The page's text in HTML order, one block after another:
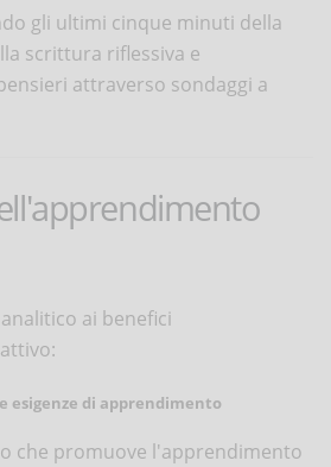
gli ultimi cinque minuti della
scrittura riflessiva e
attraverso sondaggi a
ai benefici
esigenze di apprendimento
che promuove l'apprendimento